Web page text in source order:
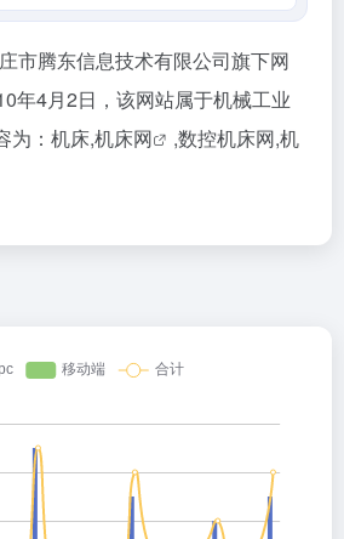
市腾东信息技术有限公司旗下网
年4月2日，该网站属于机械工业
为：机床,机床网
,数控机床网,机